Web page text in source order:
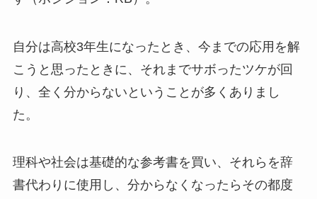
自分は高校3年生になったとき、今までの応用を解
こうと思ったときに、それまでサボったツケが回
り、全く分からないということが多くありまし
た。
理科や社会は基礎的な参考書を買い、それらを辞
書代わりに使用し、分からなくなったらその都度